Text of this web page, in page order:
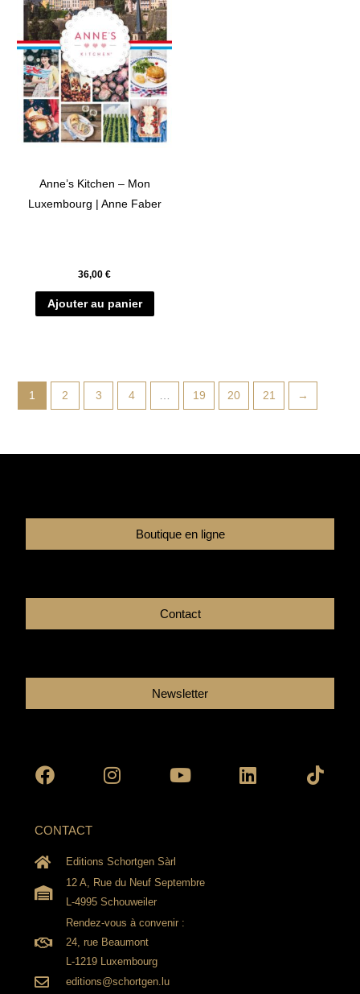
Anne’s Kitchen – Mon
Luxembourg | Anne Faber
36,00€
Ajouter au panier
1 2 3 4 19 20 21 →
Boutique en ligne
Contact
Newsletter
CONTACT
Editions Schortgen Sàrl
12 A, Rue du Neuf Septembre
L-4995 Schouweiler
Rendez-vous à convenir :
24, rue Beaumont
L-1219 Luxembourg
editions@schortgen.lu